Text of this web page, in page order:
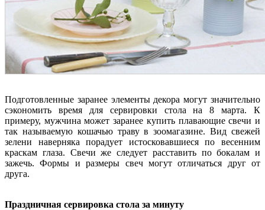
Подготовленные заранее элементы декора могут значительно
сэкономить время для сервировки стола на 8 марта. К
примеру, мужчина может заранее купить плавающие свечи и
так называемую кошачью траву в зоомагазине. Вид свежей
зелени наверняка порадует истосковавшиеся по весенним
краскам глаза. Свечи же следует расставить по бокалам и
зажечь. Формы и размеры свеч могут отличаться друг от
друга.
Праздничная сервировка стола за минуту